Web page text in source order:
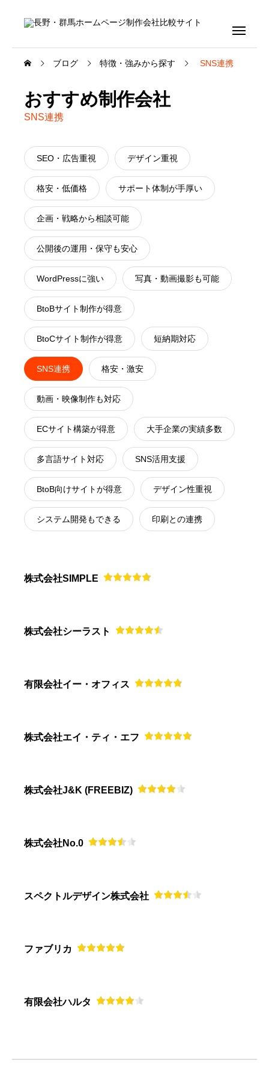
ブログ 特徴・強みから探す SNS連携
おすすめ制作会社
SNS連携
SEO・広告重視 デザイン重視
格安・低価格 サポート体制が手厚い
企画・戦略から相談可能
公開後の運用・保守も安心
WordPressに強い 写真・動画撮影も可能
BtoBサイト制作が得意
BtoCサイト制作が得意 短納期対応
SNS連携 格安・激安
動画・映像制作も対応
ECサイト構築が得意 大手企業の実績多数
多言語サイト対応 SNS活用支援
BtoB向けサイトが得意 デザイン性重視
システム開発もできる 印刷との連携
株式会社SIMPLE
株式会社シーラスト
有限会社イー・オフィス
株式会社エイ・ティ・エフ
株式会社J&K (FREEBIZ)
株式会社No.0
スペクトルデザイン株式会社
ファブリカ
有限会社ハルタ